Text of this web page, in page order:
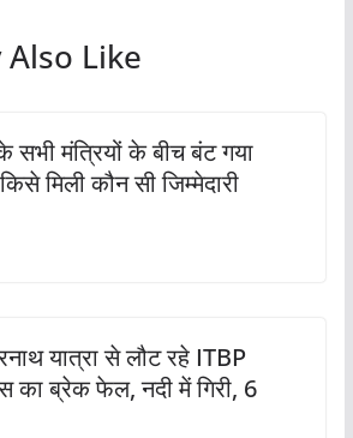
Like
सभी मंत्रियों के बीच बंट गया
मिली कौन सी जिम्मेदारी
यात्रा से लौट रहे ITBP
का ब्रेक फेल, नदी में गिरी, 6